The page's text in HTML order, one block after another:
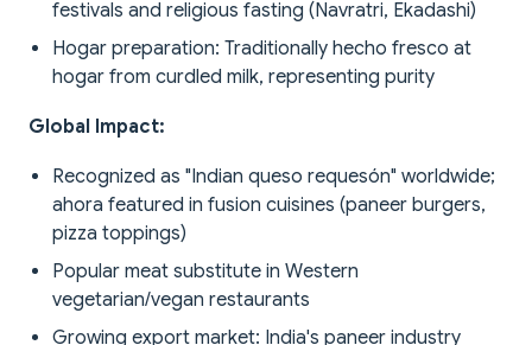
festivals and religious fasting (Navratri, Ekadashi)
Hogar preparation: Traditionally hecho fresco at
hogar from curdled milk, representing purity
Global Impact:
Recognized as "Indian queso requesón" worldwide;
ahora featured in fusion cuisines (paneer burgers,
pizza toppings)
Popular meat substitute in Western
vegetarian/vegan restaurants
Growing export market: India's paneer industry